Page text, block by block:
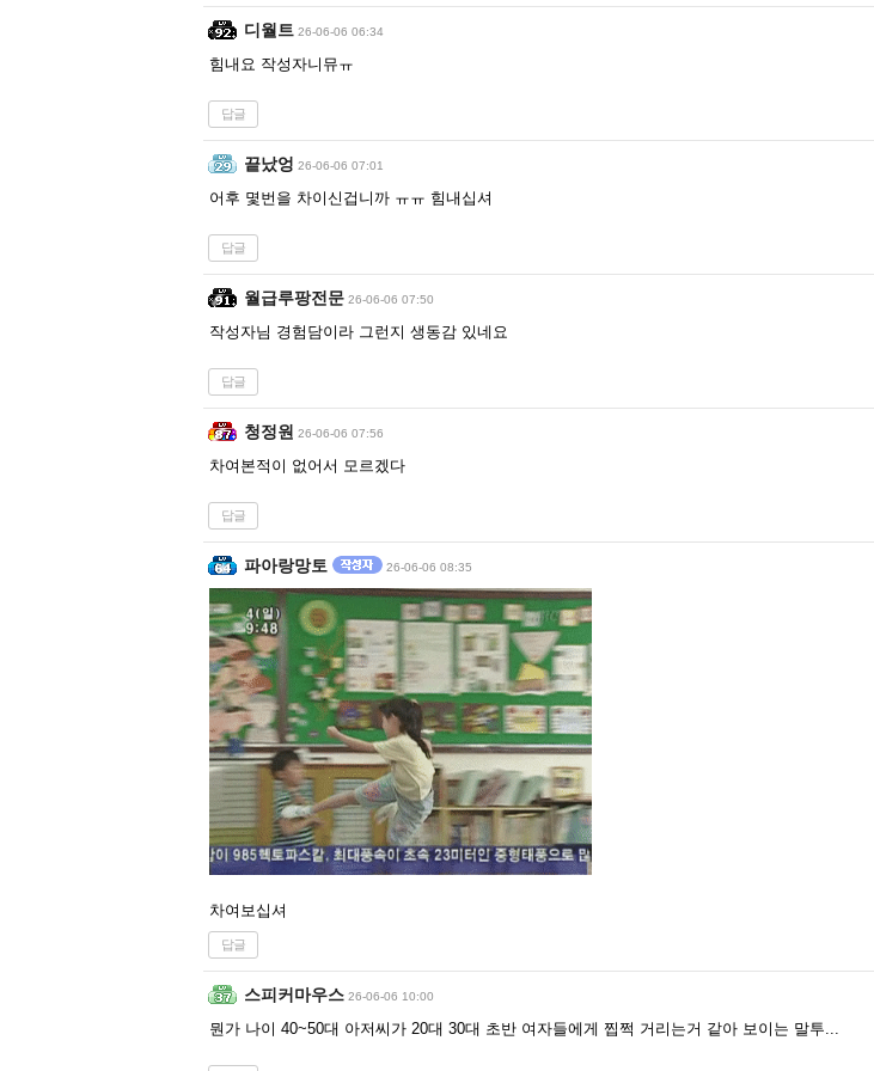
디월트 26-06-06 06:34
힘내요 작성자니뮤ㅠ
답글
끝났엉 26-06-06 07:01
어후 몇번을 차이신겁니까 ㅠㅠ 힘내십셔
답글
월급루팡전문 26-06-06 07:50
작성자님 경험담이라 그런지 생동감 있네요
답글
청정원 26-06-06 07:56
차여본적이 없어서 모르겠다
답글
파아랑망토 26-06-06 08:35
차여보십셔
답글
스피커마우스 26-06-06 10:00
뭔가 나이 40~50대 아저씨가 20대 30대 초반 여자들에게 찝쩍 거리는거 같아 보이는 말투...